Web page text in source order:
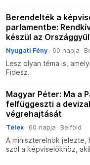
Berendelték a
parlamentbe:
készül az
Nyugati Fény 60 napja
Lesz olyan téma is,
Fidesz.
Magyar Péter: Ma a
felfüggeszti a
végrehajtását
Telex 60 napja Belföld
A miniszterelnök
szól a képviselőkhöz,